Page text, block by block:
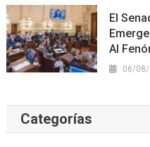
El
Al
06/
Categorías